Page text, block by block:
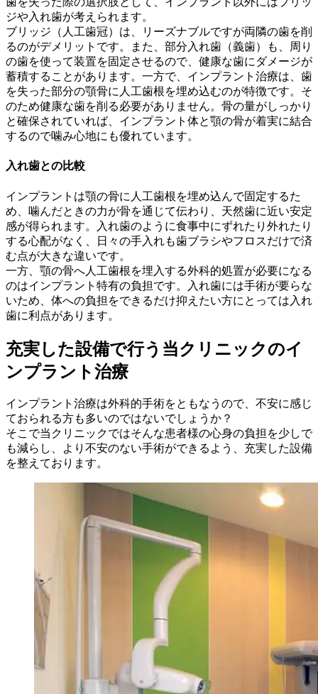
ジや入れ歯が考えられます。
ブリッジ（人工歯冠）は、リーズナブルですが両隣の歯を削
るのがデメリットです。また、部分入れ歯（義歯）も、周り
の歯を使って装置を固定させるので、健康な歯にダメージが
蓄積することがあります。一方で、インプラント治療は、歯
を失った部分の顎骨に人工歯根を埋め込むのが特徴です。そ
のため健康な歯を削る必要がありません。骨の量がしっかり
と確保されていれば、インプラント体と顎の骨が着実に結合
するので噛み心地にも優れています。
入れ歯との比較
インプラントは顎の骨に人工歯根を埋め込んで固定するた
め、噛んだときの力が骨を通じて伝わり、天然歯に近い安定
感が得られます。入れ歯のように食事中にずれたり外れたり
する心配がなく、日々の手入れも歯ブラシやフロスだけで済
む点が大きな違いです。
一方、顎の骨へ人工歯根を埋入する外科的処置が必要になる
のはインプラント特有の負担です。入れ歯には手術が要らな
いため、体への負担をできるだけ抑えたい方にとっては入れ
歯に利点があります。
充実した設備で行う当クリニックのイ
ンプラント治療
インプラント治療は外科的手術をともなうので、不安に感じ
ておられる方も多いのではないでしょうか？
そこで当クリニックではそんな患者様の心身の負担を少しで
も減らし、より不安のない手術ができるよう、充実した設備
を整えております。